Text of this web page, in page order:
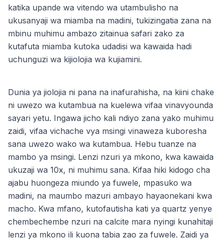
katika upande wa vitendo wa utambulisho na
ukusanyaji wa miamba na madini, tukizingatia zana na
mbinu muhimu ambazo zitainua safari zako za
kutafuta miamba kutoka udadisi wa kawaida hadi
uchunguzi wa kijiolojia wa kujiamini.
Dunia ya jiolojia ni pana na inafurahisha, na kiini chake
ni uwezo wa kutambua na kuelewa vifaa vinavyounda
sayari yetu. Ingawa jicho kali ndiyo zana yako muhimu
zaidi, vifaa vichache vya msingi vinaweza kuboresha
sana uwezo wako wa kutambua. Hebu tuanze na
mambo ya msingi. Lenzi nzuri ya mkono, kwa kawaida
ukuzaji wa 10x, ni muhimu sana. Kifaa hiki kidogo cha
ajabu huongeza miundo ya fuwele, mpasuko wa
madini, na maumbo mazuri ambayo hayaonekani kwa
macho. Kwa mfano, kutofautisha kati ya quartz yenye
chembechembe nzuri na calcite mara nyingi kunahitaji
lenzi ya mkono ili kuona tabia zao za fuwele. Zaidi ya